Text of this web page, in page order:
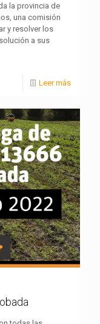
la provincia de
una comisión
y resolver los
a sus
Leer más